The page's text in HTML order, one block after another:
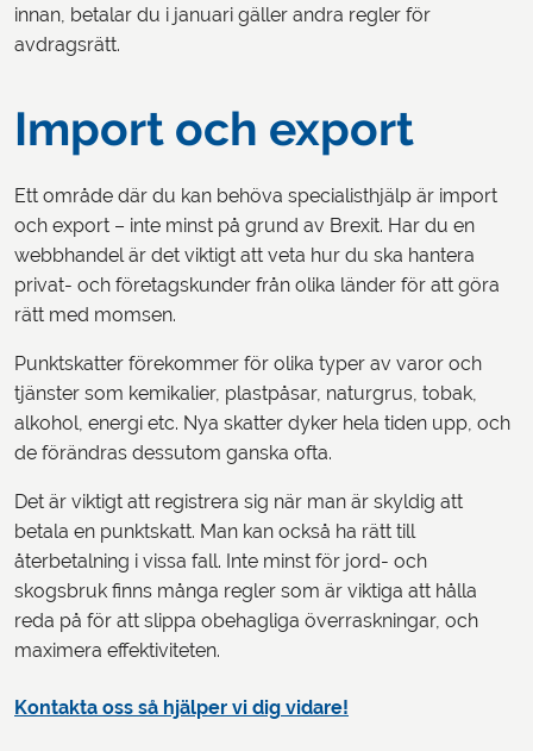
innan, betalar du i januari gäller andra regler för
avdragsrätt.
Import och export
Ett område där du kan behöva specialisthjälp är import
och export – inte minst på grund av Brexit. Har du en
webbhandel är det viktigt att veta hur du ska hantera
privat- och företagskunder från olika länder för att göra
rätt med momsen.
Punktskatter förekommer för olika typer av varor och
tjänster som kemikalier, plastpåsar, naturgrus, tobak,
alkohol, energi etc. Nya skatter dyker hela tiden upp, och
de förändras dessutom ganska ofta.
Det är viktigt att registrera sig när man är skyldig att
betala en punktskatt. Man kan också ha rätt till
återbetalning i vissa fall. Inte minst för jord- och
skogsbruk finns många regler som är viktiga att hålla
reda på för att slippa obehagliga överraskningar, och
maximera effektiviteten.
Kontakta oss så hjälper vi dig vidare!